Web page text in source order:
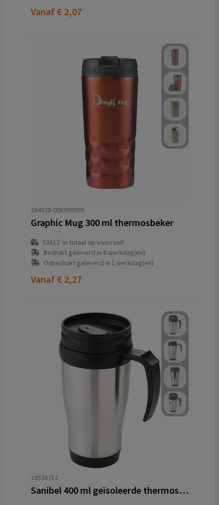
Vanaf € 2,07
264638-008999999
Graphic Mug 300 ml thermosbeker
53812in totaal op voorraad
Bedrukt geleverd in 8 werkdag(en)
Onbedrukt geleverd in 1 werkdag(en)
Vanaf € 2,27
19538712
Sanibel 400 ml geïsoleerde thermosbeker